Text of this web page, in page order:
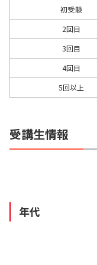
初受験
2回目
3回目
4回目
5回以上
受講生情報
年代